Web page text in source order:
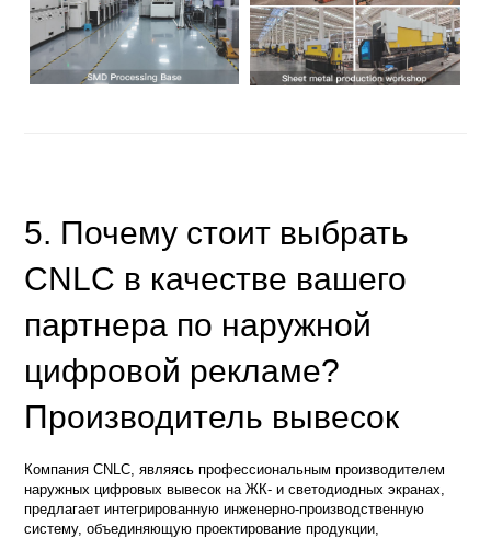
5. Почему стоит выбрать
CNLC в качестве вашего
партнера по наружной
цифровой рекламе?
Производитель вывесок
Компания CNLC, являясь профессиональным производителем
наружных цифровых вывесок на ЖК- и светодиодных экранах,
предлагает интегрированную инженерно-производственную
систему, объединяющую проектирование продукции,